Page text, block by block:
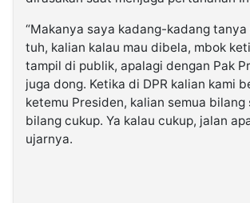
“Makanya saya kadang-kadang tanya
tuh, kalian kalau mau dibela, mbok
tampil di publik, apalagi dengan Pak
juga dong. Ketika di DPR kalian kami
ketemu Presiden, kalian semua bilang
bilang cukup. Ya kalau cukup, jalan
ujarnya.